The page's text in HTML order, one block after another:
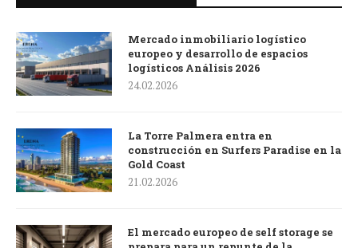
Mercado inmobiliario logístico
europeo y desarrollo de espacios
logísticos Análisis 2026
24.02.2026
La Torre Palmera entra en
construcción en Surfers Paradise en la
Gold Coast
21.02.2026
El mercado europeo de self storage se